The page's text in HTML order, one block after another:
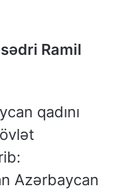
Ramil
qadını
Azərbaycan